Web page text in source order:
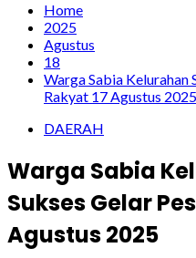
Home
2025
Agustus
18
Warga Sabia Kelurahan
Rakyat 17 Agustus 2025
DAERAH
Warga Sabia
Sukses Gelar
Agustus 2025